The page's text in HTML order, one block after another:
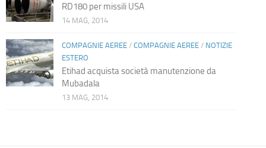
RD180 per missili USA
14 MAG, 2014
COMPAGNIE AEREE/ COMPAGNIE AEREE/ NOTIZIE
ESTERO
Etihad acquista società manutenzione da
Mubadala
13 MAG, 2014